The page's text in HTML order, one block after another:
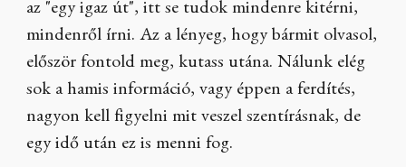
az "egy igaz út", itt se tudok mindenre kitérni,
mindenről írni. Az a lényeg, hogy bármit olvasol,
először fontold meg, kutass utána. Nálunk elég
sok a hamis információ, vagy éppen a ferdítés,
nagyon kell figyelni mit veszel szentírásnak, de
egy idő után ez is menni fog.